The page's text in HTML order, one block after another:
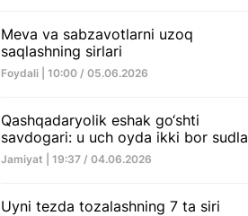
Meva va sabzavotlarni uzoq
saqlashning sirlari
Foydali | 10:00 / 05.06.2026
Qashqadaryolik eshak go‘shti
savdogari: u uch oyda ikki bor
Jamiyat | 19:37 / 04.06.2026
Uyni tezda tozalashning 7 ta siri